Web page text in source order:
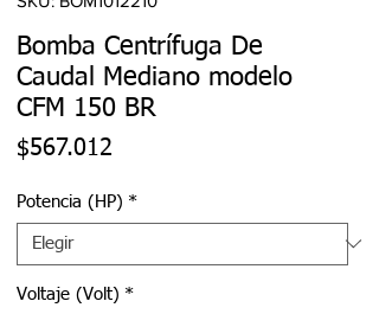
Bomba Centrífuga De
Caudal Mediano modelo
CFM 150 BR
$567.012
Potencia (HP) *
Voltaje (Volt) *